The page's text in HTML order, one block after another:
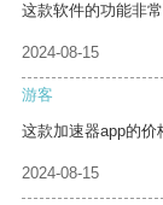
这款软件的功能非
2024-08-15
游客
这款加速器app的价
2024-08-15